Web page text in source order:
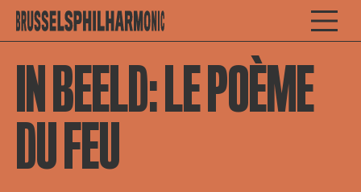
IN BEELD: LE POÈME
DU FEU